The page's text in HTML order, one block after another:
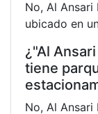
No, Al Ansari
ubicado en
¿"Al
tiene
No, Al Ansari